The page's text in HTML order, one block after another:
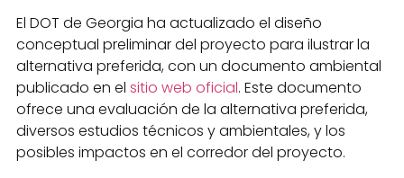
El DOT de Georgia ha actualizado el diseño
conceptual preliminar del proyecto para ilustrar la
alternativa preferida, con un documento ambiental
publicado en el sitio web oficial. Este documento
ofrece una evaluación de la alternativa preferida,
diversos estudios técnicos y ambientales, y los
posibles impactos en el corredor del proyecto.